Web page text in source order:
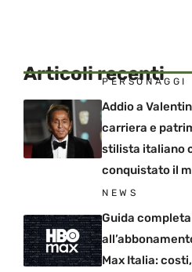
Articoli recenti
PERSONAGGI
Addio a
carriera e
stilista italiano
conquistato il
NEWS
Guida completa
Max Italia: